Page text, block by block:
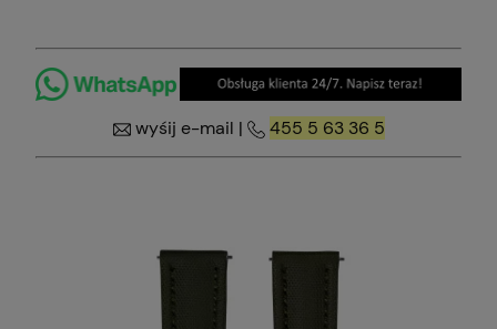
wyśij e-mail | 455 5 63 36 5